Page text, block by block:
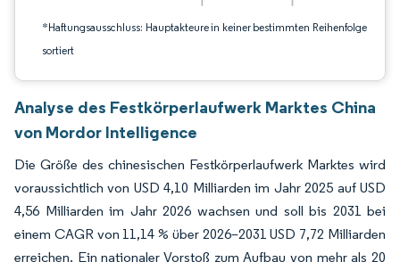
*Haftungsausschluss: Hauptakteure in keiner bestimmten Reihenfolge
sortiert
Analyse des Festkörperlaufwerk Marktes China
von Mordor Intelligence
Die Größe des chinesischen Festkörperlaufwerk Marktes wird
voraussichtlich von USD 4,10 Milliarden im Jahr 2025 auf USD
4,56 Milliarden im Jahr 2026 wachsen und soll bis 2031 bei
einem CAGR von 11,14 % über 2026–2031 USD 7,72 Milliarden
erreichen. Ein nationaler Vorstoß zum Aufbau von mehr als 20